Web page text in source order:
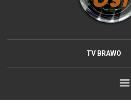
TV BRAWO